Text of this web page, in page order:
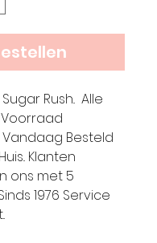
Rush.. Alle
Voorraad
Vandaag Besteld
Klanten
ons met 5
1976 Service